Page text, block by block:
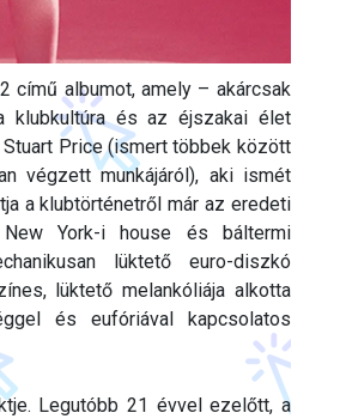
című albumot, amely – akárcsak
klubkultúra és az éjszakai élet
Stuart Price (ismert többek között
végzett munkájáról), aki ismét
a klubtörténetről már az eredeti
York-i house és báltermi
lüktető euro-diszkó
lüktető melankóliája alkotta
és eufóriával kapcsolatos
Legutóbb 21 évvel ezelőtt, a